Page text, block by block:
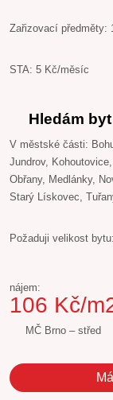
Zařizovací předměty:
STA: 5 Kč/měsíc
Hledám byt
V městské části:
Jundrov,
Obřany, Medlánky,
Starý Lískovec,
Požaduji velikost
nájem:
106 Kč/
MČ Brno – střed